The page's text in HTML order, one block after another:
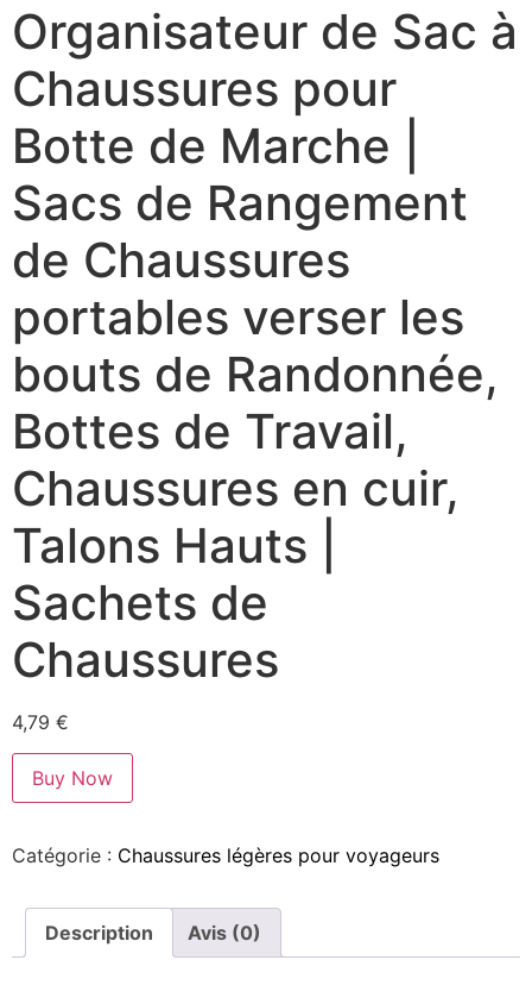
Organisateur de Sac à
Chaussures pour
Botte de Marche |
Sacs de Rangement
de Chaussures
portables verser les
bouts de Randonnée,
Bottes de Travail,
Chaussures en cuir,
Talons Hauts |
Sachets de
Chaussures
4,79 €
Buy Now
Catégorie : Chaussures légères pour voyageurs
Description Avis (0)